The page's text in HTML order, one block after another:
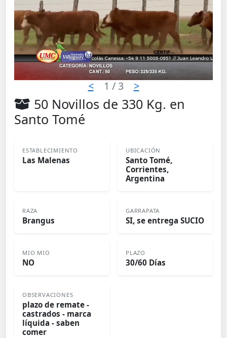
< 1 / 3 >
50 Novillos de 330 Kg. en
Santo Tomé
ESTABLECIMIENTO
Las Malenas
UBICACIÓN
Santo Tomé,
Corrientes,
Argentina
RAZA
Brangus
GARRAPATA
SI, se entrega SUCIO
MIO MIO
NO
PLAZO
30/60 Días
OBSERVACIONES
plazo de remate -
castrados - marca
líquida - saben
comer